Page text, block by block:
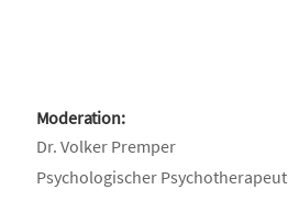
Moderation:
Dr. Volker Premper
Psychologischer Psychotherapeut